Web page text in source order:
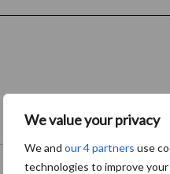
We value your privacy
We and our 4 partners use
technologies to improve
Onze